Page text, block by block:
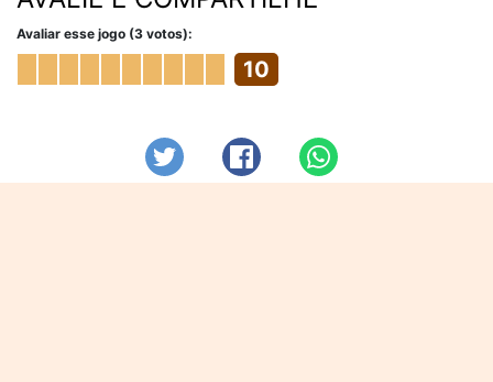
Avaliar esse jogo (3 votos):
10